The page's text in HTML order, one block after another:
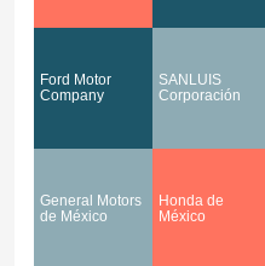
Ford Motor
Company
SANLUIS
Corporación
General Motors
de México
Honda de
México